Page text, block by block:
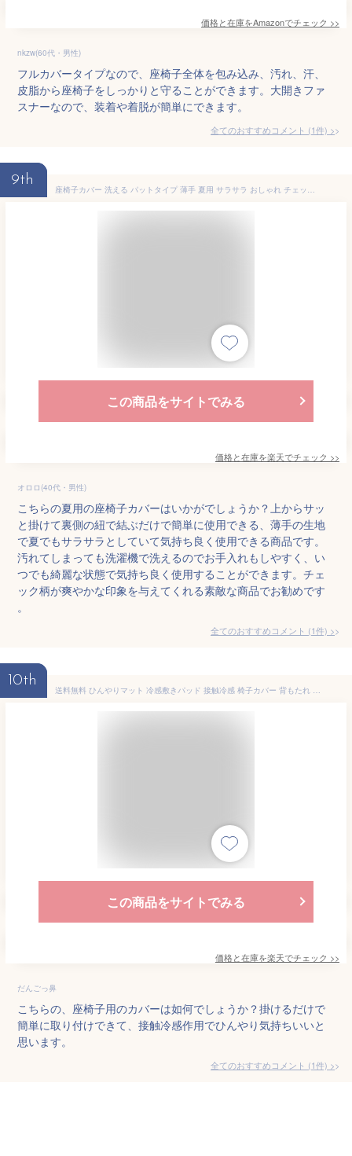
価格と在庫をAmazonでチェック >>
nkzw(60代・男性)
フルカバータイプなので、座椅子全体を包み込み、汚れ、汗、
皮脂から座椅子をしっかりと守ることができます。大開きファ
スナーなので、装着や着脱が簡単にできます。
全てのおすすめコメント (1件) >
9th
座椅子カバー 洗える パットタイプ 薄手 夏用 サラサラ おしゃれ チェック ストライプ 56×126cm ズレない ゴム 簡単装着 汚れ防止 北欧 金鵄
この商品をサイトでみる
価格と在庫を楽天でチェック >>
オロロ(40代・男性)
こちらの夏用の座椅子カバーはいかがでしょうか？上からサッ
と掛けて裏側の紐で結ぶだけで簡単に使用できる、薄手の生地
で夏でもサラサラとしていて気持ち良く使用できる商品です。
汚れてしまっても洗濯機で洗えるのでお手入れもしやすく、い
つでも綺麗な状態で気持ち良く使用することができます。チェ
ック柄が爽やかな印象を与えてくれる素敵な商品でお勧めです
。
全てのおすすめコメント (1件) >
10th
送料無料 ひんやりマット 冷感敷きパッド 接触冷感 椅子カバー 背もたれ 北欧 イスカバー チェアーカバー 座椅子カバー 背もたれ 洗濯可 椅子カバー 洗える 汚れ防止 クールマット 冷感マット 夏用マット おしゃれ 涼感寝具 クール寝具 夏用寝具 犬 ペット 5色
この商品をサイトでみる
価格と在庫を楽天でチェック >>
だんごっ鼻
こちらの、座椅子用のカバーは如何でしょうか？掛けるだけで
簡単に取り付けできて、接触冷感作用でひんやり気持ちいいと
思います。
全てのおすすめコメント (1件) >